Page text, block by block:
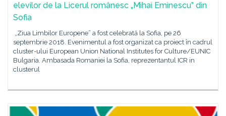
elevilor de la Licerul românesc „Mihai Eminescu” din
Sofia
„Ziua Limbilor Europene” a fost celebrată la Sofia, pe 26
septembrie 2018. Evenimentul a fost organizat ca proiect în cadrul
cluster-ului European Union National Institutes for Culture/EUNIC
Bulgaria. Ambasada Romaniei la Sofia, reprezentantul ICR in
clusterul